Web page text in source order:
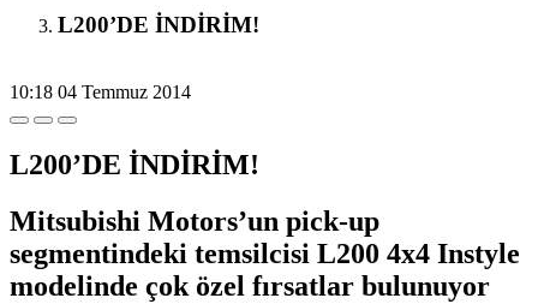
L200’DE İNDİRİM!
10:18 04 Temmuz 2014
L200’DE İNDİRİM!
Mitsubishi Motors’un pick-up
segmentindeki temsilcisi L200 4x4 Instyle
modelinde çok özel fırsatlar bulunuyor